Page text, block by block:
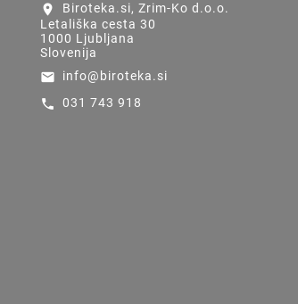
location_on
Biroteka.si, Zrim-Ko d.o.o.
Letališka cesta 30
1000 Ljubljana
Slovenija
email info@biroteka.si
call 031 743 918